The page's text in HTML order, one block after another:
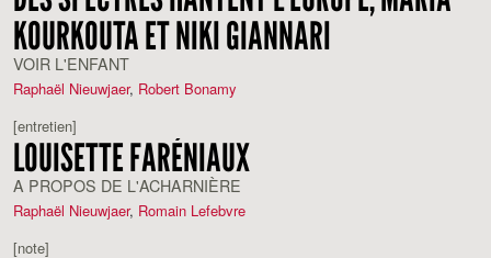
KOURKOUTA ET NIKI GIANNARI
VOIR L'ENFANT
Raphaël Nieuwjaer, Robert Bonamy
[entretien]
LOUISETTE FARÉNIAUX
A PROPOS DE L'ACHARNIÈRE
Raphaël Nieuwjaer, Romain Lefebvre
[note]